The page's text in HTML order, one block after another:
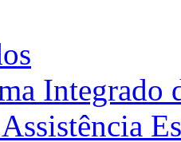
Integrado